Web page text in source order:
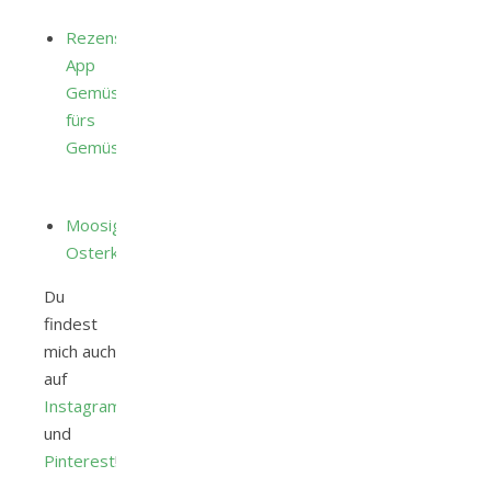
Rezension:
App
Gemüseplaner
fürs
Gemüsebeet
Moosiger
Osterkranz
Du
findest
mich auch
auf
Instagram
und
Pinterest!